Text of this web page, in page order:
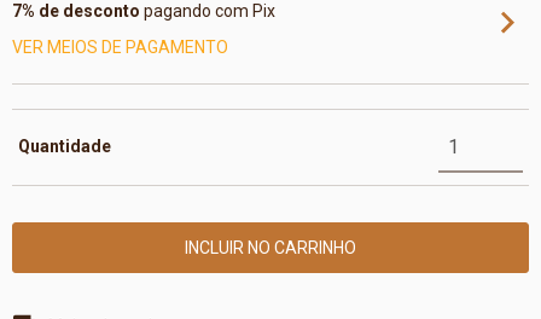
7% de desconto pagando com Pix
VER MEIOS DE PAGAMENTO
Quantidade